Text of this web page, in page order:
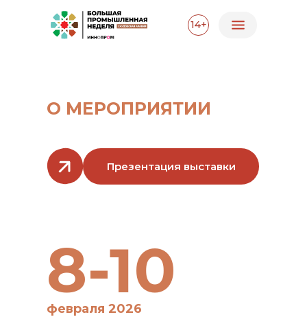
14+
О МЕРОПРИЯТИИ
Презентация выставки
февраля 2026
8-10